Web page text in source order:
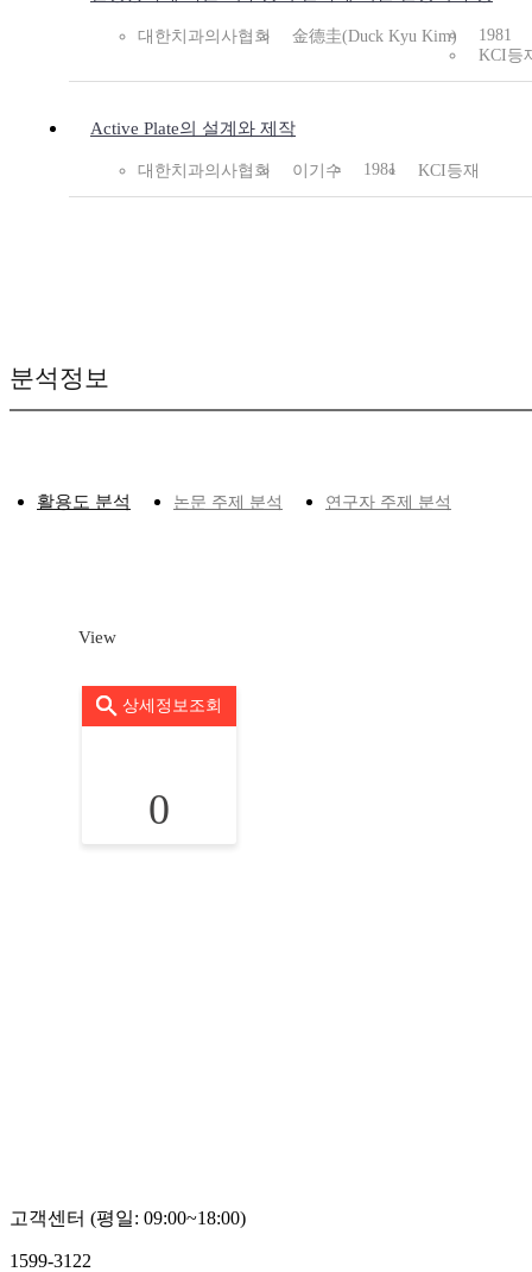
대한치과의사협회 金德圭(Duck Kyu Kim)
1981
KCI등
Active Plate의 설계와 제작
대한치과의사협회 이기수 1981 KCI등재
분석정보
활용도 분석 논문 주제 분석 연구자 주제 분석
View
상세정보조회
0
고객센터 (평일: 09:00~18:00)
1599-3122